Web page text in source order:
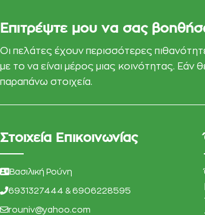
Επιτρέψτε μου να σας
Οι πελάτες έχουν περισσότερες
με το να είναι μέρος μιας κοινότητας.
παραπάνω στοιχεία.
Στοιχεία Επικοινωνίας
Βασιλική Ρούνη
6931327444 & 6906228595
rouniv@yahoo.com